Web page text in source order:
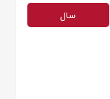
سال